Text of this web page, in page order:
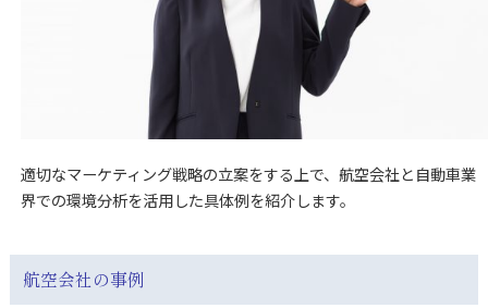
適切なマーケティング戦略の立案をする上で、航空会社と自動車業
界での環境分析を活用した具体例を紹介します。
航空会社の事例